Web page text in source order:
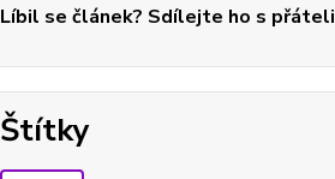
Líbil se článek? Sdílejte ho s přáteli
Štítky